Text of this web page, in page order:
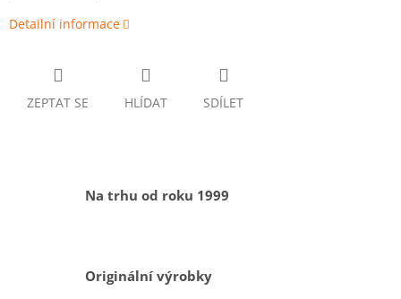
Detailní informace
ZEPTAT SE HLÍDAT SDÍLET
Na trhu od roku 1999
Originální výrobky